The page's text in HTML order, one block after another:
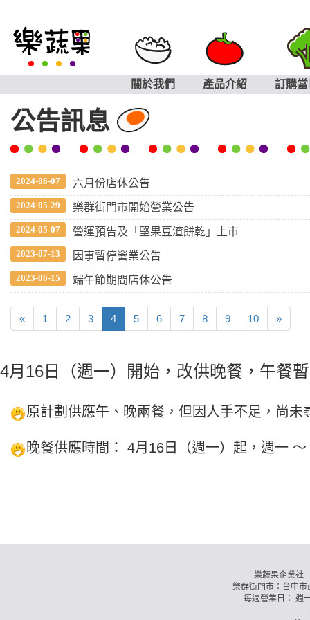
關於我們 產品介紹 訂購
公告訊息
2024-06-07 六月份店休公告
2024-05-29 樂群街門市開始營業公告
2024-05-07 營運預告及「堅果豆渣餅乾」上市
2023-07-13 因事暫停營業公告
2023-06-15 端午節期間店休公告
« 1 2 3 4 5 6 7 8 9 10 »
4月16日（週一）開始，改供晚餐，午餐
原計劃供應午、晚兩餐，但因人手不足，尚
晚餐供應時間： 4月16日（週一）起，週一
樂蔬果企業
樂群街門市：台中
每週營業日：